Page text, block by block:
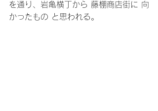
を通り、岩亀横丁から 藤棚商店街に 向
かったもの と思われる。